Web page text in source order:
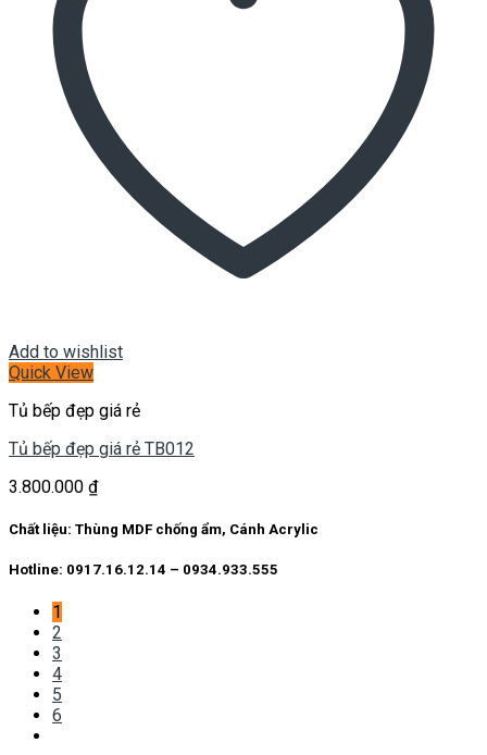
Add to wishlist
Quick View
Tủ bếp đẹp giá rẻ
Tủ bếp đẹp giá rẻ TB012
3.800.000 ₫
Chất liệu: Thùng MDF chống ẩm, Cánh Acrylic
Hotline: 0917.16.12.14 – 0934.933.555
1
2
3
4
5
6